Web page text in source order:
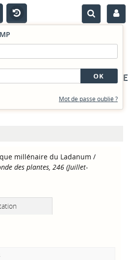
PORTAIL DOCUMENTAIRE
Mot de passe oublié ?
millénaire du Ladanum /
des plantes, 246 (Juillet-